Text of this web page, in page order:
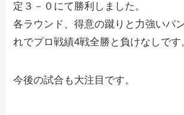
定３－０にて勝利しました。
各ラウンド、得意の蹴りと力強いパ
れでプロ戦績4戦全勝と負けなしです
今後の試合も大注目です。